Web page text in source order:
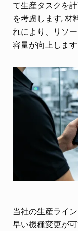
て生産タスクを
を考慮します, 材
れにより、リソ
容量が向上しま
当社の生産ライ
早い機種変更が